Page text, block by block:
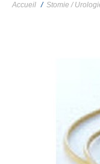
Accueil / Stomie /